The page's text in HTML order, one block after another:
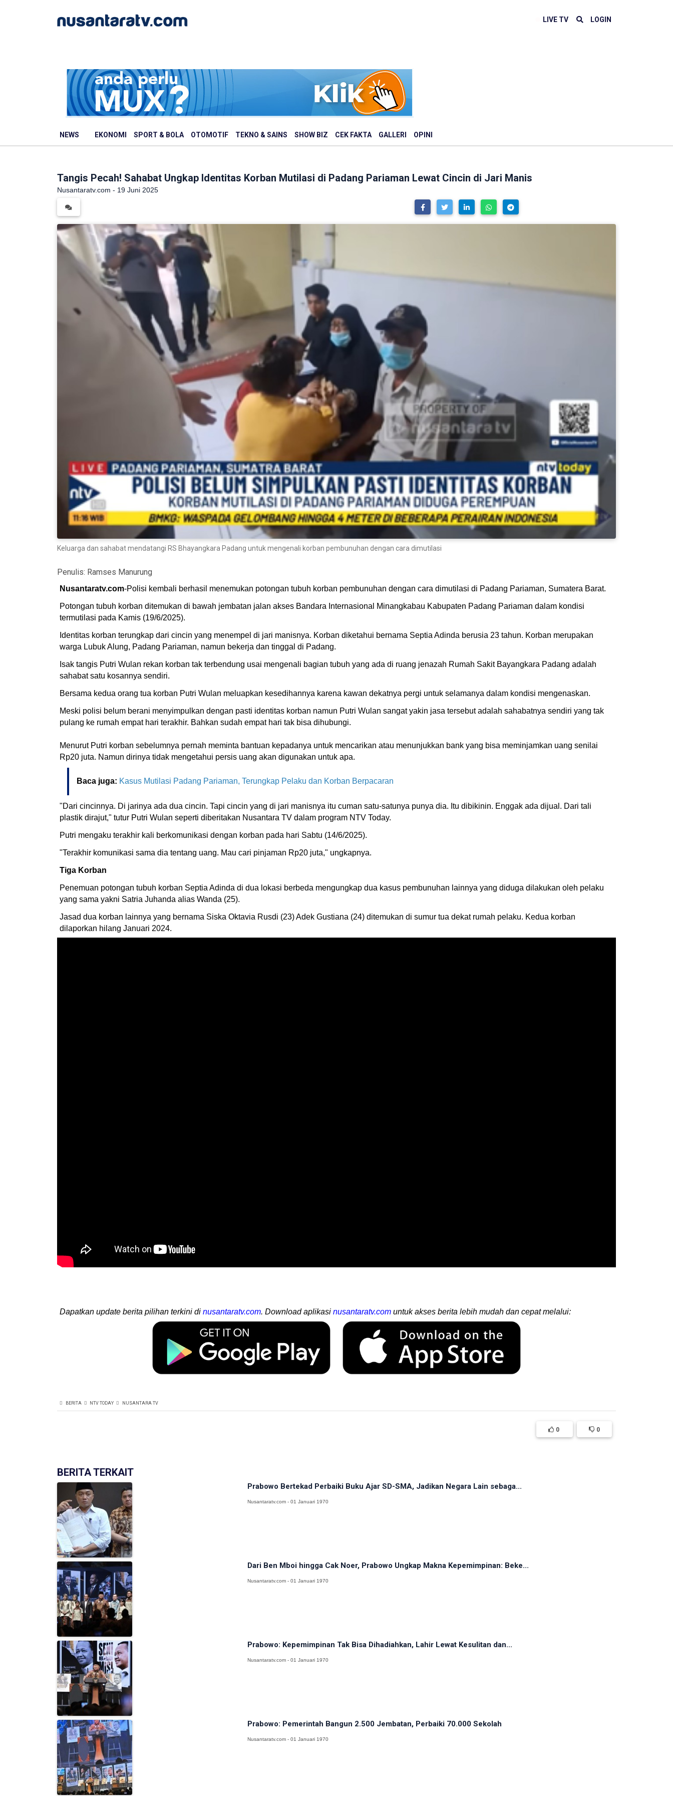
LIVE TV LOGIN
NEWS EKONOMI SPORT & BOLA OTOMOTIF TEKNO & SAINS SHOW BIZ CEK FAKTA GALLERI OPINI
Tangis Pecah! Sahabat Ungkap Identitas Korban Mutilasi di Padang Pariaman Lewat Cincin di Jari Manis
Nusantaratv.com - 19 Juni 2025
Keluarga dan sahabat mendatangi RS Bhayangkara Padang untuk mengenali korban pembunuhan dengan cara dimutilasi
Penulis: Ramses Manurung
Nusantaratv.com-Polisi kembali berhasil menemukan potongan tubuh korban pembunuhan dengan cara dimutilasi di Padang Pariaman, Sumatera Barat.
Potongan tubuh korban ditemukan di bawah jembatan jalan akses Bandara Internasional Minangkabau Kabupaten Padang Pariaman dalam kondisi
termutilasi pada Kamis (19/6/2025).
Identitas korban terungkap dari cincin yang menempel di jari manisnya. Korban diketahui bernama Septia Adinda berusia 23 tahun. Korban merupakan
warga Lubuk Alung, Padang Pariaman, namun bekerja dan tinggal di Padang.
Isak tangis Putri Wulan rekan korban tak terbendung usai mengenali bagian tubuh yang ada di ruang jenazah Rumah Sakit Bayangkara Padang adalah
sahabat satu kosannya sendiri.
Bersama kedua orang tua korban Putri Wulan meluapkan kesedihannya karena kawan dekatnya pergi untuk selamanya dalam kondisi mengenaskan.
Meski polisi belum berani menyimpulkan dengan pasti identitas korban namun Putri Wulan sangat yakin jasa tersebut adalah sahabatnya sendiri yang tak
pulang ke rumah empat hari terakhir. Bahkan sudah empat hari tak bisa dihubungi.
Menurut Putri korban sebelumnya pernah meminta bantuan kepadanya untuk mencarikan atau menunjukkan bank yang bisa meminjamkan uang senilai
Rp20 juta. Namun dirinya tidak mengetahui persis uang akan digunakan untuk apa.
Baca juga: Kasus Mutilasi Padang Pariaman, Terungkap Pelaku dan Korban Berpacaran
"Dari cincinnya. Di jarinya ada dua cincin. Tapi cincin yang di jari manisnya itu cuman satu-satunya punya dia. Itu dibikinin. Enggak ada dijual. Dari tali
plastik dirajut," tutur Putri Wulan seperti diberitakan Nusantara TV dalam program NTV Today.
Putri mengaku terakhir kali berkomunikasi dengan korban pada hari Sabtu (14/6/2025).
"Terakhir komunikasi sama dia tentang uang. Mau cari pinjaman Rp20 juta," ungkapnya.
Tiga Korban
Penemuan potongan tubuh korban Septia Adinda di dua lokasi berbeda mengungkap dua kasus pembunuhan lainnya yang diduga dilakukan oleh pelaku
yang sama yakni Satria Juhanda alias Wanda (25).
Jasad dua korban lainnya yang bernama Siska Oktavia Rusdi (23) Adek Gustiana (24) ditemukan di sumur tua dekat rumah pelaku. Kedua korban
dilaporkan hilang Januari 2024.
Dapatkan update berita pilihan terkini di nusantaratv.com. Download aplikasi nusantaratv.com untuk akses berita lebih mudah dan cepat melalui:
BERITA NTV TODAY NUSANTARA TV
0 0
BERITA TERKAIT
Prabowo Bertekad Perbaiki Buku Ajar SD-SMA, Jadikan Negara Lain sebaga...
Nusantaratv.com - 01 Januari 1970
Dari Ben Mboi hingga Cak Noer, Prabowo Ungkap Makna Kepemimpinan: Beke...
Nusantaratv.com - 01 Januari 1970
Prabowo: Kepemimpinan Tak Bisa Dihadiahkan, Lahir Lewat Kesulitan dan...
Nusantaratv.com - 01 Januari 1970
Prabowo: Pemerintah Bangun 2.500 Jembatan, Perbaiki 70.000 Sekolah
Nusantaratv.com - 01 Januari 1970